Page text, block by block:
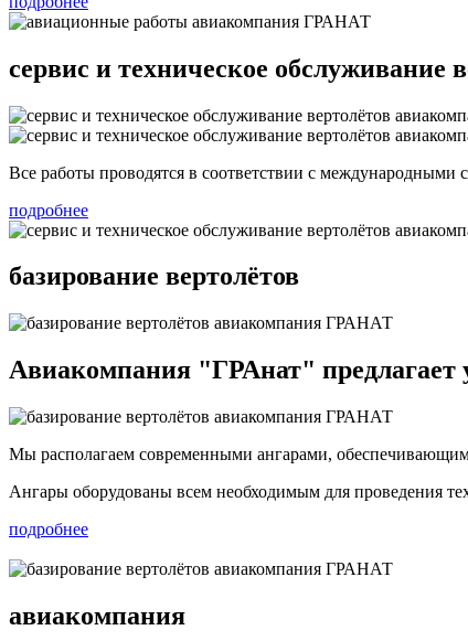
сервис и техническое обслуживание
Все работы проводятся в соответствии с международными
подробнее
базирование вертолётов
Авиакомпания "ГРАнат" предлагает
Мы располагаем современными ангарами,
Ангары оборудованы всем необходимым для проведения
подробнее
авиакомпания